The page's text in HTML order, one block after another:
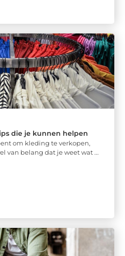
die je kunnen helpen
om kleding te verkopen,
van belang dat je weet wat ...